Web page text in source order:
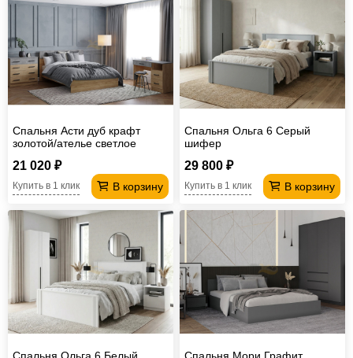
ротанга
мебель
Косметологическое
оборудование
Спальня Асти дуб крафт
золотой/ателье светлое
21 020 ₽
В корзину
Купить в 1 клик
Спальня Ольга 6 Серый
шифер
29 800 ₽
В корзину
Купить в 1 клик